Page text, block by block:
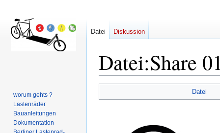
Datei:Share
Navigation
Suche
Datei
Datei Diskussion
worum gehts ?
Lastenräder
Bauanleitungen
Dokumentation